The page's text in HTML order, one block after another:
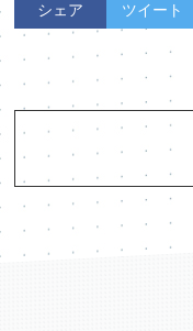
シェア ツイート